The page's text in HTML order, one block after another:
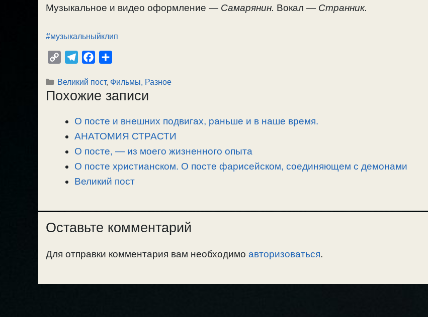
Музыкальное и видео оформление — Самарянин. Вокал — Странник.
#музыкальныйклип
p
y
l
e
r
a
m
c
e
o
o
k
п
р
в
и
Рубрики
Великий пост, Фильмы, Разное
Похожие записи
О посте и внешних подвигах, раньше и в наше время.
АНАТОМИЯ СТРАСТИ
О посте, — из моего жизненного опыта
О посте христианском. О посте фарисейском, соединяющем с демонами
Великий пост
Оставьте комментарий
Для отправки комментария вам необходимо авторизоваться.